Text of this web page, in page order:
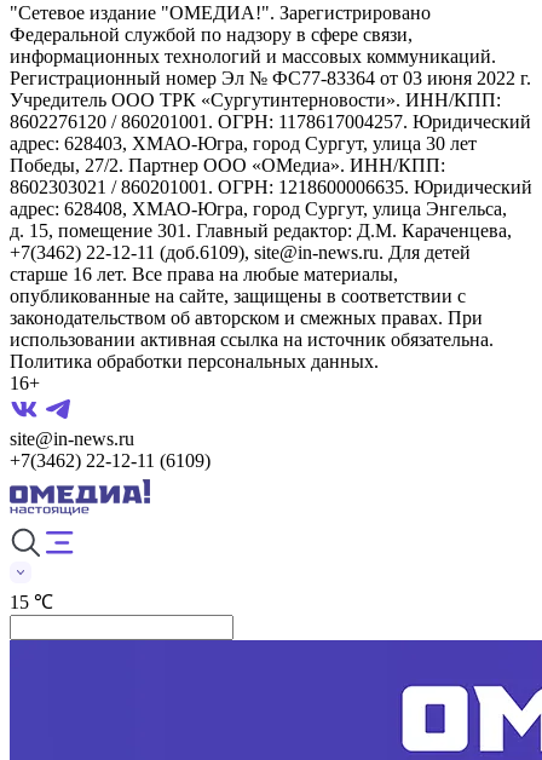
"Сетевое издание "ОМЕДИА!". Зарегистрировано
Федеральной службой по надзору в сфере связи,
информационных технологий и массовых коммуникаций.
Регистрационный номер Эл № ФС77-83364 от 03 июня 2022 г.
Учредитель ООО ТРК «Сургутинтерновости». ИНН/КПП:
8602276120 / 860201001. ОГРН: 1178617004257. Юридический
адрес: 628403, ХМАО-Югра, город Сургут, улица 30 лет
Победы, 27/2. Партнер ООО «ОМедиа». ИНН/КПП:
8602303021 / 860201001. ОГРН: 1218600006635. Юридический
адрес: 628408, ХМАО-Югра, город Сургут, улица Энгельса,
д. 15, помещение 301. Главный редактор: Д.М. Караченцева,
+7(3462) 22-12-11 (доб.6109), site@in-news.ru. Для детей
старше 16 лет. Все права на любые материалы,
опубликованные на сайте, защищены в соответствии с
законодательством об авторском и смежных правах. При
использовании активная ссылка на источник обязательна.
Политика обработки персональных данных.
16+
site@in-news.ru
+7(3462) 22-12-11 (6109)
15 ℃